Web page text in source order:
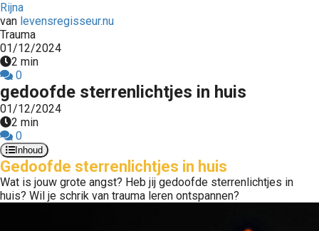
Rijna
van levensregisseur.nu
Trauma
01/12/2024
2 min
0
gedoofde sterrenlichtjes in huis
01/12/2024
2 min
0
Inhoud
Gedoofde sterrenlichtjes in huis
Wat is jouw grote angst? Heb jij gedoofde sterrenlichtjes in
huis? Wil je schrik van trauma leren ontspannen?